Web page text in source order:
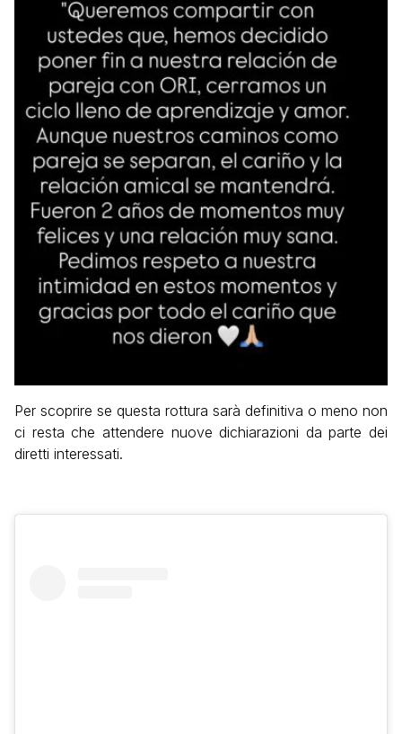
Per scoprire se questa rottura sarà definitiva o meno non
ci resta che attendere nuove dichiarazioni da parte dei
diretti interessati.